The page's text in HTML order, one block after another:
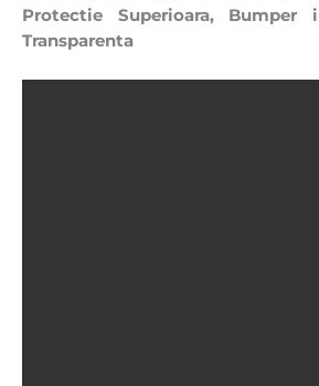
Protectie Superioara, Bumper
Transparenta